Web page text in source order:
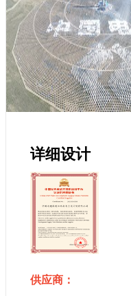
详细设计
供应商：